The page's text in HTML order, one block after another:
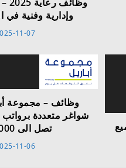
وإدارية وفنية
11-07
وظائف – مجموعة
شواغر متعددة
تصل الى 9000 ريال
11-06